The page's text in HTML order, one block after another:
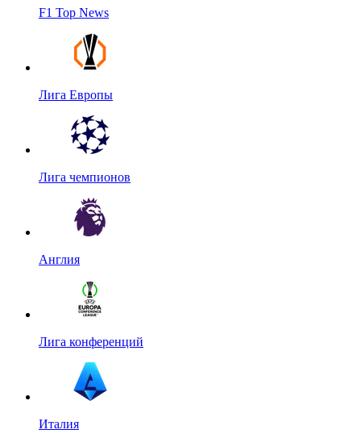
F1 Top News
Лига Европы
Лига чемпионов
Англия
Лига конференций
Италия